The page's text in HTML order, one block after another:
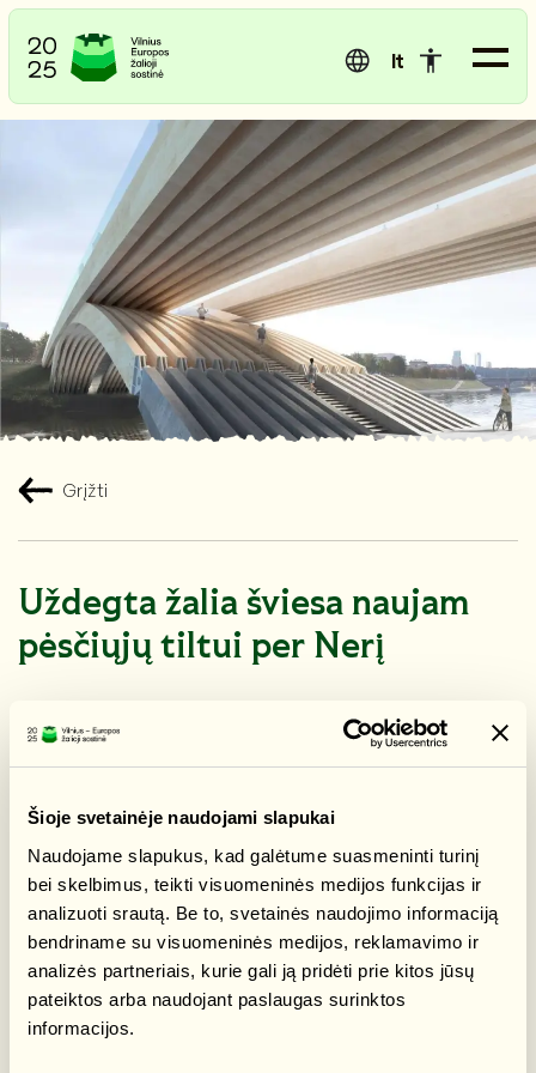
Šioje svetainėje naudojami slapukai
Naudojame slapukus, kad galėtume suasmeninti turinį
bei skelbimus, teikti visuomeninės medijos funkcijas ir
analizuoti srautą. Be to, svetainės naudojimo informaciją
bendriname su visuomeninės medijos, reklamavimo ir
analizės partneriais, kurie gali ją pridėti prie kitos jūsų
pateiktos arba naudojant paslaugas surinktos
informacijos.
lt
Grįžti
Uždegta žalia šviesa naujam
pėsčiųjų tiltui per Nerį
Vilniaus miesto savivaldybė išdavė statybos leidimą
A. Goštauto ir Upės gatves bei taps svarbia grandimi
darnaus judumo infrastruktūroje. Planuojama, kad tiltas
bus baigtas iki 2027 m.
„Naujasis pėsčiųjų ir dviratininkų tiltas papuoš atnaujintą
Neries krantinę ir atlieps didėjantį vilniečių poreikį
patogioms ir aplinkai draugiškoms jungtims. Tiltas
sujungs Žvėryną, Saltoniškes ir miesto centrą“, – sako
Vilniaus miesto meras Valdas Benkunskas.